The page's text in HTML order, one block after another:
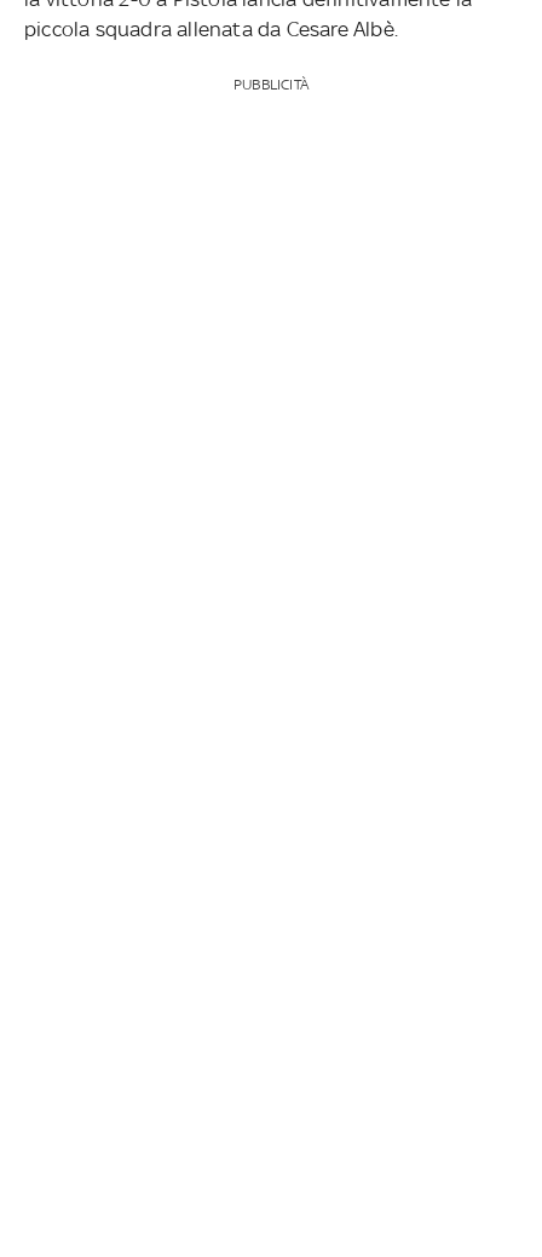
piccola squadra allenata da Cesare Albè.
PUBBLICITÀ